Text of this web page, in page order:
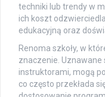
techniki lub trendy w
ich koszt
edukacyjną oraz
Renoma szkoły, w
znaczenie. Uznawane
instruktorami, mogą
co często przekłada